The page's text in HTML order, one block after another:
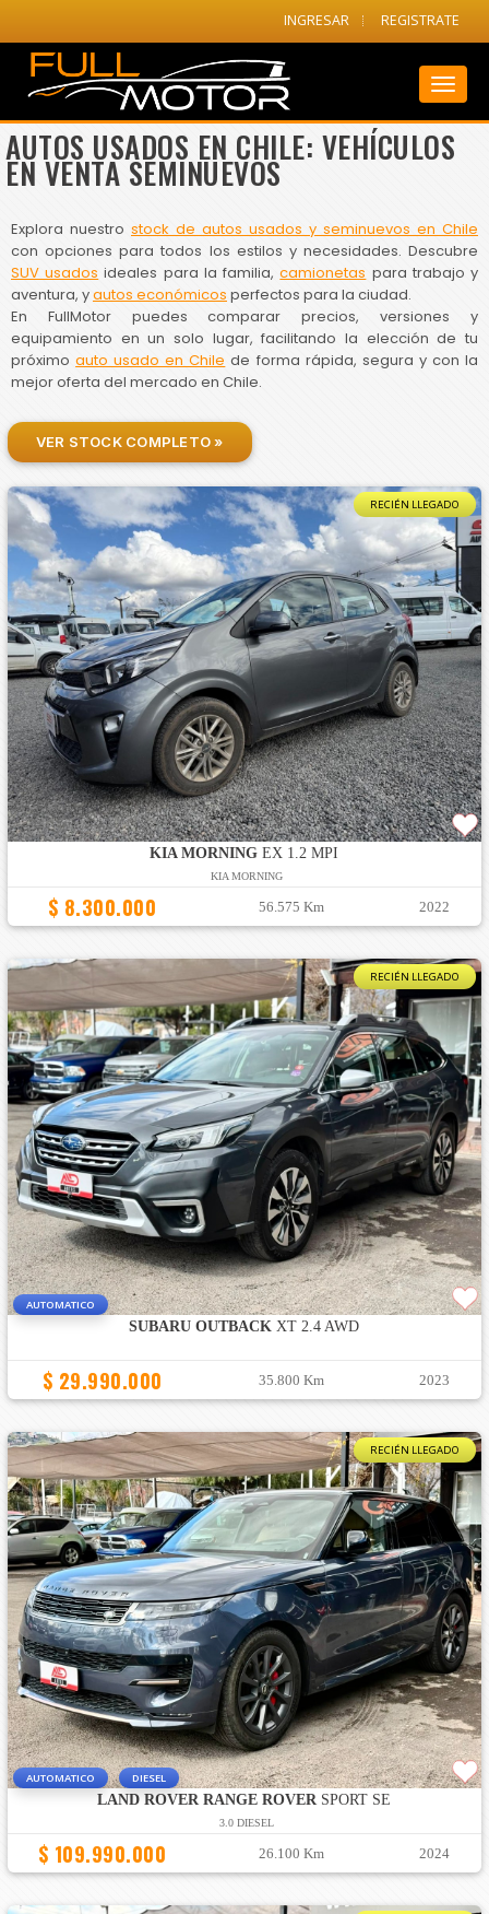
INGRESAR REGISTRATE
AUTOS USADOS EN CHILE: VEHÍCULOS
EN VENTA SEMINUEVOS
Explora nuestro stock de autos usados y seminuevos en Chile
con opciones para todos los estilos y necesidades. Descubre
SUV usados ideales para la familia,camionetas para trabajo y
aventura, yautos económicos perfectos para la ciudad.
En FullMotor puedes comparar precios, versiones y
equipamiento en un solo lugar, facilitando la elección de tu
próximoauto usado en Chile de forma rápida, segura y con la
mejor oferta del mercado en Chile.
VER STOCK COMPLETO »
RECIÉN LLEGADO
KIA MORNING EX 1.2 MPI
KIA MORNING
$ 8.300.000 56.575 Km 2022
RECIÉN LLEGADO
AUTOMATICO
SUBARU OUTBACK XT 2.4 AWD
$ 29.990.000 35.800 Km 2023
RECIÉN LLEGADO
AUTOMATICO DIESEL
LAND ROVER RANGE ROVERSPORT SE
3.0 DIESEL
$ 109.990.000 26.100 Km 2024